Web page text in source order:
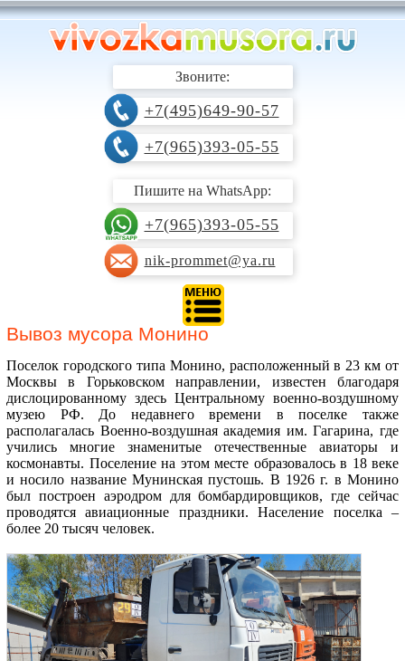
Звоните:
+7(495)649-90-57
+7(965)393-05-55
Пишите на WhatsApp:
+7(965)393-05-55
nik-prommet@ya.ru
Вывоз мусора Монино
Поселок городского типа Монино, расположенный в 23 км от
Москвы в Горьковском направлении, известен благодаря
дислоцированному здесь Центральному военно-воздушному
музею РФ. До недавнего времени в поселке также
располагалась Военно-воздушная академия им. Гагарина, где
учились многие знаменитые отечественные авиаторы и
космонавты. Поселение на этом месте образовалось в 18 веке
и носило название Мунинская пустошь. В 1926 г. в Монино
был построен аэродром для бомбардировщиков, где сейчас
проводятся авиационные праздники. Население поселка –
более 20 тысяч человек.